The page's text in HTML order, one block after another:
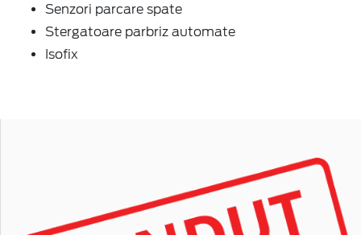
Senzori parcare spate
Stergatoare parbriz automate
Isofix